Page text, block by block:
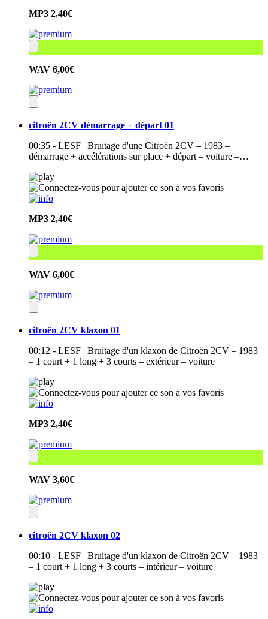
MP3 2,40€
WAV 6,00€
citroën 2CV démarrage + départ 01
00:35 - LESF | Bruitage d'une Citroën 2CV – 1983 –
démarrage + accélérations sur place + départ – voiture –…
MP3 2,40€
WAV 6,00€
citroën 2CV klaxon 01
00:12 - LESF | Bruitage d'un klaxon de Citroën 2CV – 1983
– 1 court + 1 long + 3 courts – extérieur – voiture
MP3 2,40€
WAV 3,60€
citroën 2CV klaxon 02
00:10 - LESF | Bruitage d'un klaxon de Citroën 2CV – 1983
– 1 court + 1 long + 3 courts – intérieur – voiture